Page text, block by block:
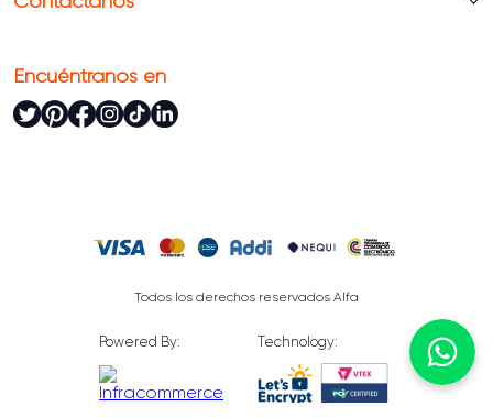
Encuéntranos en
Todos los derechos reservados Alfa
Powered By: Technology: